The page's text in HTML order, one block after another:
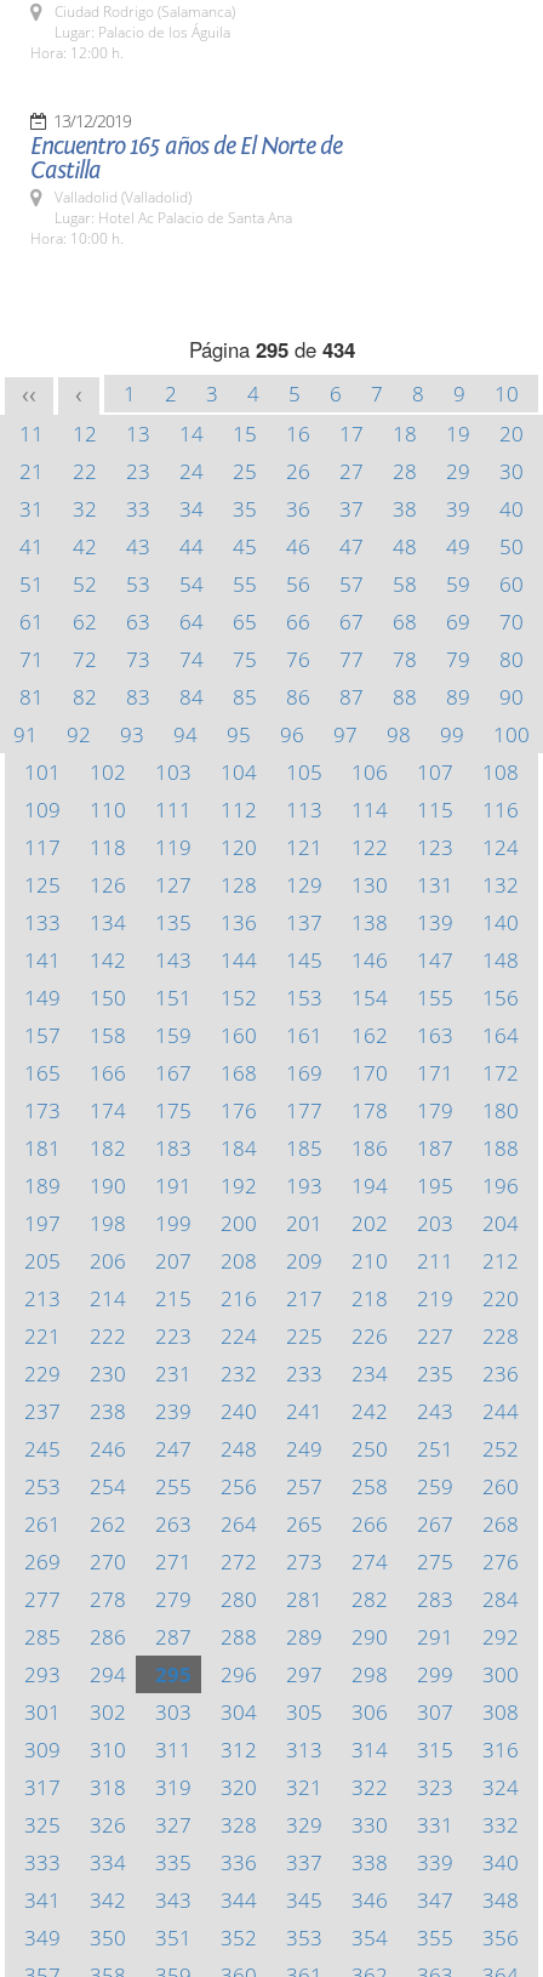
Ciudad Rodrigo (Salamanca)
Lugar: Palacio de los Águila
Hora: 12:00 h.
13/12/2019
Encuentro 165 años de El Norte de
Castilla
Valladolid (Valladolid)
Lugar: Hotel Ac Palacio de Santa Ana
Hora: 10:00 h.
Página 295de 434
<< < 1 2 3 4 5 6 7 8 9
10
11
12 13 14 15 16 17 18 19
20
21
22 23 24 25 26 27 28 29
30
31
32 33 34 35 36 37 38 39
40
41
42 43 44 45 46 47 48 49
50
51
52 53 54 55 56 57 58 59
60
61
62 63 64 65 66 67 68 69
70
71
72 73 74 75 76 77 78 79
80
81
82 83 84 85 86 87 88 89
90
91
92 93 94 95 96 97 98 99
100
101
102 103 104 105 106 107
108
109
110 111 112 113 114 115
116
117
118 119 120 121 122 123
124
125
126 127 128 129 130 131
132
133
134 135 136 137 138 139
140
141
142 143 144 145 146 147
148
149
150 151 152 153 154 155
156
157
158 159 160 161 162 163
164
165
166 167 168 169 170 171
172
173
174 175 176 177 178 179
180
181
182 183 184 185 186 187
188
189
190 191 192 193 194 195
196
197
198 199 200 201 202 203
204
205
206 207 208 209 210 211
212
213
214 215 216 217 218 219
220
221
222 223 224 225 226 227
228
229
230 231 232 233 234 235
236
237
238 239 240 241 242 243
244
245
246 247 248 249 250 251
252
253
254 255 256 257 258 259
260
261
262 263 264 265 266 267
268
269
270 271 272 273 274 275
276
277
278 279 280 281 282 283
284
285
286 287 288 289 290 291
292
293
294 295 296 297 298 299
300
301
302 303 304 305 306 307
308
309
310 311 312 313 314 315
316
317
318 319 320 321 322 323
324
325
326 327 328 329 330 331
332
333
334 335 336 337 338 339
340
341
342 343 344 345 346 347
348
349
350 351 352 353 354 355
356